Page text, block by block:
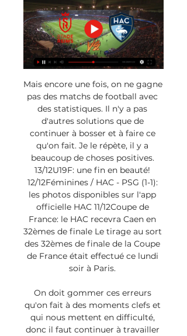
Mais encore une fois, on ne gagne
pas des matchs de football avec
des statistiques. Il n'y a pas
d'autres solutions que de
continuer à bosser et à faire ce
qu'on fait. Je le répète, il y a
beaucoup de choses positives.
13/12U19F: une fin en beauté!
12/12Féminines / HAC - PSG (1-1):
les photos disponibles sur l'app
officielle HAC 11/12Coupe de
France: le HAC recevra Caen en
32èmes de finale Le tirage au sort
des 32èmes de finale de la Coupe
de France était effectué ce lundi
soir à Paris.
On doit gommer ces erreurs
qu'on fait à des moments clefs et
qui nous mettent en difficulté,
donc il faut continuer à travailler